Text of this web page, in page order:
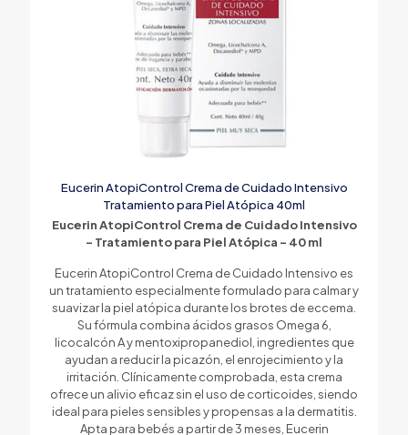
Eucerin AtopiControl Crema de Cuidado Intensivo
Tratamiento para Piel Atópica 40ml
Eucerin AtopiControl Crema de Cuidado Intensivo
– Tratamiento para Piel Atópica – 40 ml
Eucerin AtopiControl Crema de Cuidado Intensivo es
un tratamiento especialmente formulado para calmar y
suavizar la piel atópica durante los brotes de eccema.
Su fórmula combina ácidos grasos Omega 6,
licocalcón A y mentoxipropanediol, ingredientes que
ayudan a reducir la picazón, el enrojecimiento y la
irritación. Clínicamente comprobada, esta crema
ofrece un alivio eficaz sin el uso de corticoides, siendo
ideal para pieles sensibles y propensas a la dermatitis.
Apta para bebés a partir de 3 meses, Eucerin